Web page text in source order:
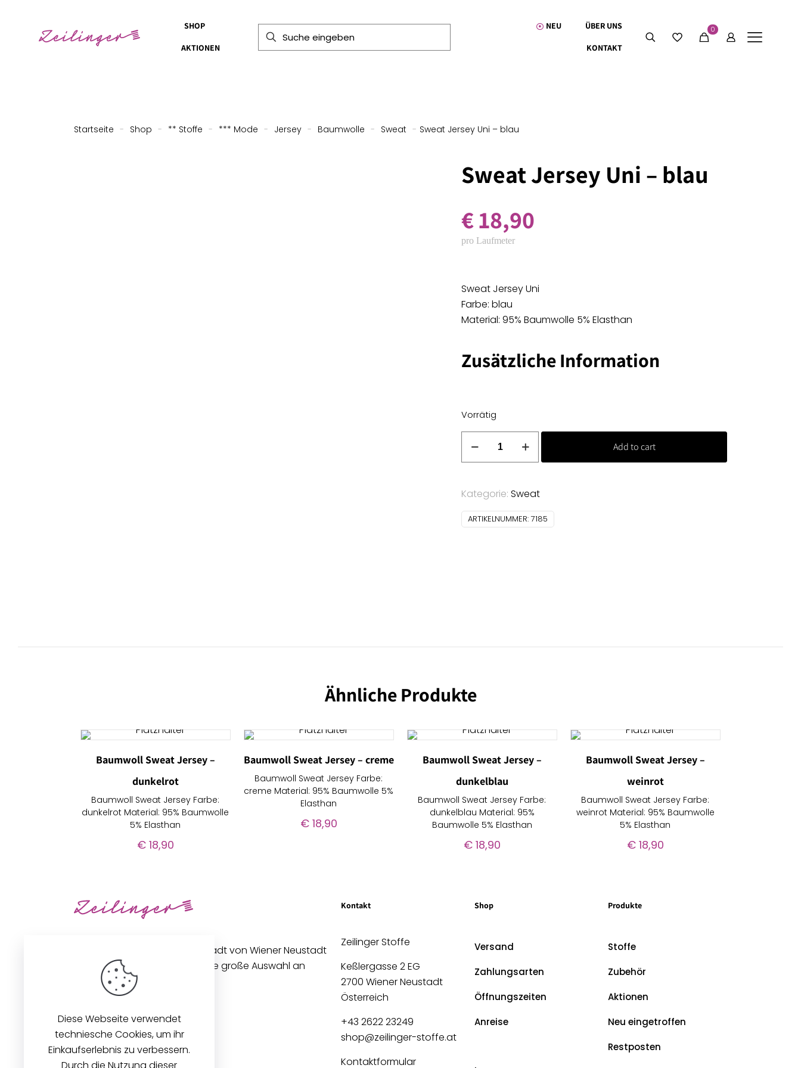
SHOP
AKTIONEN
NEU ÜBER UNS
KONTAKT
0
Startseite - Shop - ** Stoffe - *** Mode - Jersey - Baumwolle - Sweat - Sweat Jersey Uni – blau
Sweat Jersey Uni – blau
€18,90
pro Laufmeter
Sweat Jersey Uni
Farbe: blau
Material: 95% Baumwolle 5% Elasthan
Zusätzliche Information
Vorrätig
blau
Menge
Add to cart
Kategorie: Sweat
ARTIKELNUMMER: 7185
Ähnliche Produkte
Baumwoll Sweat Jersey –
dunkelrot
Baumwoll Sweat Jersey Farbe:
dunkelrot Material: 95% Baumwolle
5% Elasthan
€18,90
Baumwoll Sweat Jersey – creme
Baumwoll Sweat Jersey Farbe:
creme Material: 95% Baumwolle 5%
Elasthan
€18,90
Baumwoll Sweat Jersey –
dunkelblau
Baumwoll Sweat Jersey Farbe:
dunkelblau Material: 95%
Baumwolle 5% Elasthan
€18,90
Baumwoll Sweat Jersey –
weinrot
Baumwoll Sweat Jersey Farbe:
weinrot Material: 95% Baumwolle
5% Elasthan
€18,90
Unseren Betrieb in der Innenstadt von Wiener Neustadt
gibt es seit 1896. Wir bieten eine große Auswahl an
Stoffen und Zubehör an.
Kontakt
Zeilinger Stoffe
Keßlergasse 2 EG
2700 Wiener Neustadt
Österreich
+43 2622 23249
shop@zeilinger-stoffe.at
Kontaktformular
Shop
Versand
Zahlungsarten
Öffnungszeiten
Anreise
Produkte
Stoffe
Zubehör
Aktionen
Neu eingetroffen
Restposten
Diese Webseite verwendet
techniesche Cookies, um ihr
Einkaufserlebnis zu verbessern.